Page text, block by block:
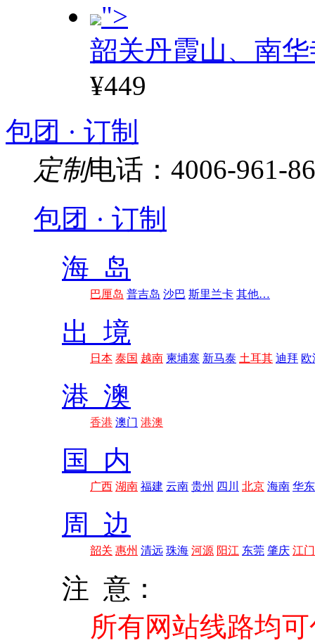
">
韶关丹霞山、南
¥449
包团 · 订制
定制电话：4006-961-
包团 · 订制
海 岛
巴厘岛 普吉岛 沙巴 斯里兰卡 其他…
出 境
日本 泰国 越南 柬埔寨 新马泰 土耳其 迪拜 欧
港 澳
香港 澳门 港澳
国 内
广西 湖南 福建 云南 贵州 四川 北京 海南 华东
周 边
韶关 惠州 清远 珠海 河源 阳江 东莞 肇庆 江门
注 意：
所有网站线路均